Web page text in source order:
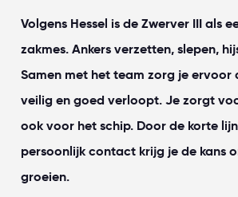
Volgens Hessel is de Zwerver III als
zakmes. Ankers verzetten, slepen,
Samen met het team zorg je
veilig en goed verloopt. Je zorgt
ook voor het schip. Door de korte
persoonlijk contact krijg je de kans
groeien.